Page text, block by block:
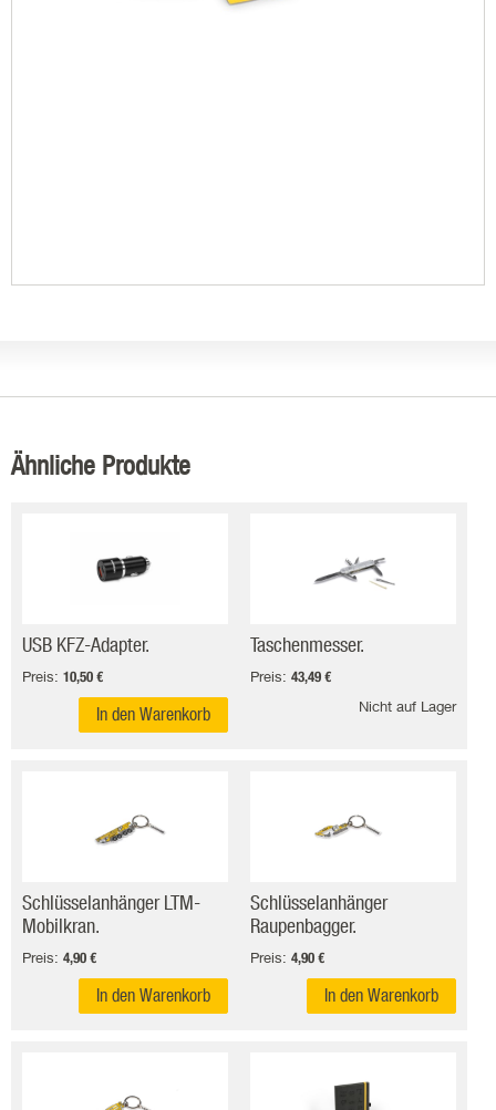
Ähnliche Produkte
USB KFZ-Adapter.
Preis: 10,50 €
In den Warenkorb
Taschenmesser.
Preis: 43,49 €
Nicht auf Lager
Schlüsselanhänger LTM-
Mobilkran.
Preis: 4,90 €
In den Warenkorb
Schlüsselanhänger
Raupenbagger.
Preis: 4,90 €
In den Warenkorb